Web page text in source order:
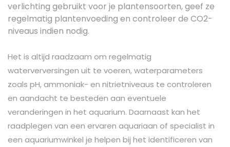
verlichting gebruikt voor je plantensoorten, geef ze
regelmatig plantenvoeding en controleer de CO2-
niveaus indien nodig.
Het is altijd raadzaam om regelmatig
waterverversingen uit te voeren, waterparameters
zoals pH, ammoniak- en nitrietniveaus te controleren
en aandacht te besteden aan eventuele
veranderingen in het aquarium. Daarnaast kan het
raadplegen van een ervaren aquariaan of specialist in
een aquariumwinkel je helpen bij het identificeren van